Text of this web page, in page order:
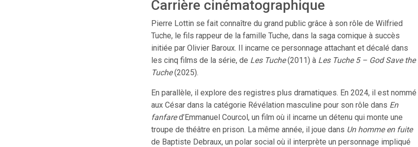
Carrière cinématographique
Pierre Lottin se fait connaître du grand public grâce à son rôle de Wilfried
Tuche, le fils rappeur de la famille Tuche, dans la saga comique à succès
initiée par Olivier Baroux. Il incarne ce personnage attachant et décalé dans
les cinq films de la série, de Les Tuche(2011) à Les Tuche 5 – God Save the
Tuche(2025).
En parallèle, il explore des registres plus dramatiques. En 2024, il est nommé
aux César dans la catégorie Révélation masculine pour son rôle dans En
fanfared’Emmanuel Courcol, un film où il incarne un détenu qui monte une
troupe de théâtre en prison. La même année, il joue dans Un homme en fuite
de Baptiste Debraux, un polar social où il interprète un personnage impliqué